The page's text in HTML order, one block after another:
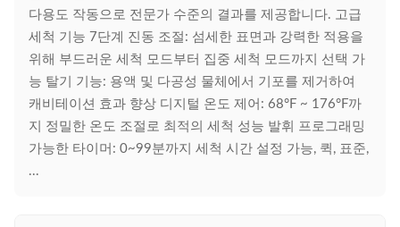
다용도 작동으로 전문가 수준의 결과를 제공합니다. 고급
세척 기능 7단계 진동 조절: 섬세한 표면과 강력한 적용을
위해 부드러운 세척 모드부터 집중 세척 모드까지 선택 가
능 탈기 기능: 용액 및 다공성 물체에서 기포를 제거하여
캐비테이션 효과 향상 디지털 온도 제어: 68°F ~ 176°F까
지 정밀한 온도 조절로 최적의 세척 성능 발휘 프로그래밍
가능한 타이머: 0~99분까지 세척 시간 설정 가능, 퀵, 표준,
...